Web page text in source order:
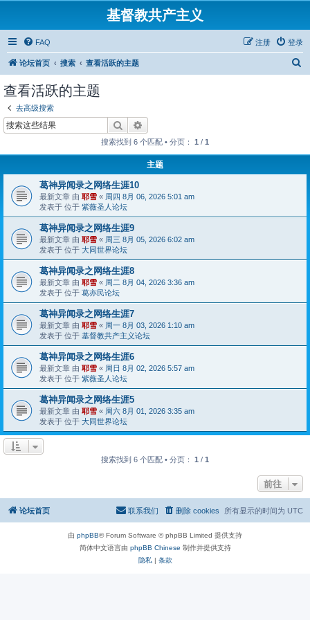
基督教共产主义
FAQ 登录
注册
论坛首页 搜索 查看活跃的主题
查看活跃的主题
去高级搜索
搜索
搜索找到 6 个匹配 • 分页： 1 / 1
主题
葛神异闻录之网络生涯10
最新文章 由 耶雪 « 周四 8月 06, 2026 5:01 am
发表于 位于 紫薇圣人论坛
葛神异闻录之网络生涯9
最新文章 由 耶雪 « 周三 8月 05, 2026 6:02 am
发表于 位于 大同世界论坛
葛神异闻录之网络生涯8
最新文章 由 耶雪 « 周二 8月 04, 2026 3:36 am
发表于 位于 葛亦民论坛
葛神异闻录之网络生涯7
最新文章 由 耶雪 « 周一 8月 03, 2026 1:10 am
发表于 位于 基督教共产主义论坛
葛神异闻录之网络生涯6
最新文章 由 耶雪 « 周日 8月 02, 2026 5:57 am
发表于 位于 紫薇圣人论坛
葛神异闻录之网络生涯5
最新文章 由 耶雪 « 周六 8月 01, 2026 3:35 am
发表于 位于 大同世界论坛
搜索找到 6 个匹配 • 分页： 1 / 1
前往
论坛首页 所有显示的时间为 UTC
删除 cookies
联系我们
由 phpBB® Forum Software © phpBB Limited 提供支持
简体中文语言由 phpBB Chinese 制作并提供支持
隐私 | 条款